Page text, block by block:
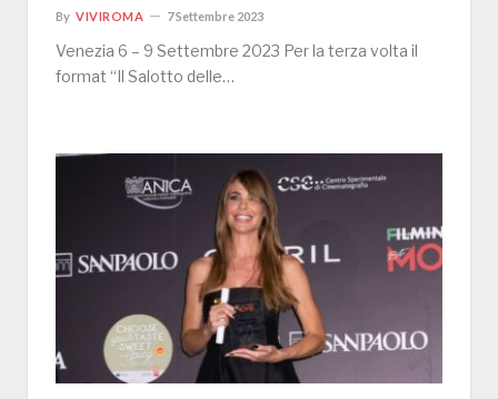
By VIVIROMA 7 Settembre 2023
Venezia 6 – 9 Settembre 2023 Per la terza volta il
format “Il Salotto delle…